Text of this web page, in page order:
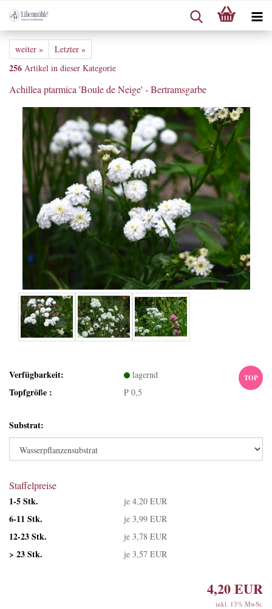
weiter » Letzter »
256 Artikel in dieser Kategorie
Achillea ptarmica 'Boule de Neige' - Bertramsgarbe
TOP
Verfügbarkeit: lagernd
Topfgröße : P 0,5
Substrat:
Staffelpreise
1-5 Stk.
je 4,20 EUR
6-11 Stk. je 3,99 EUR
12-23 Stk. je 3,78 EUR
> 23 Stk. je 3,57 EUR
4,20 EUR
inkl. 13% MwSt.